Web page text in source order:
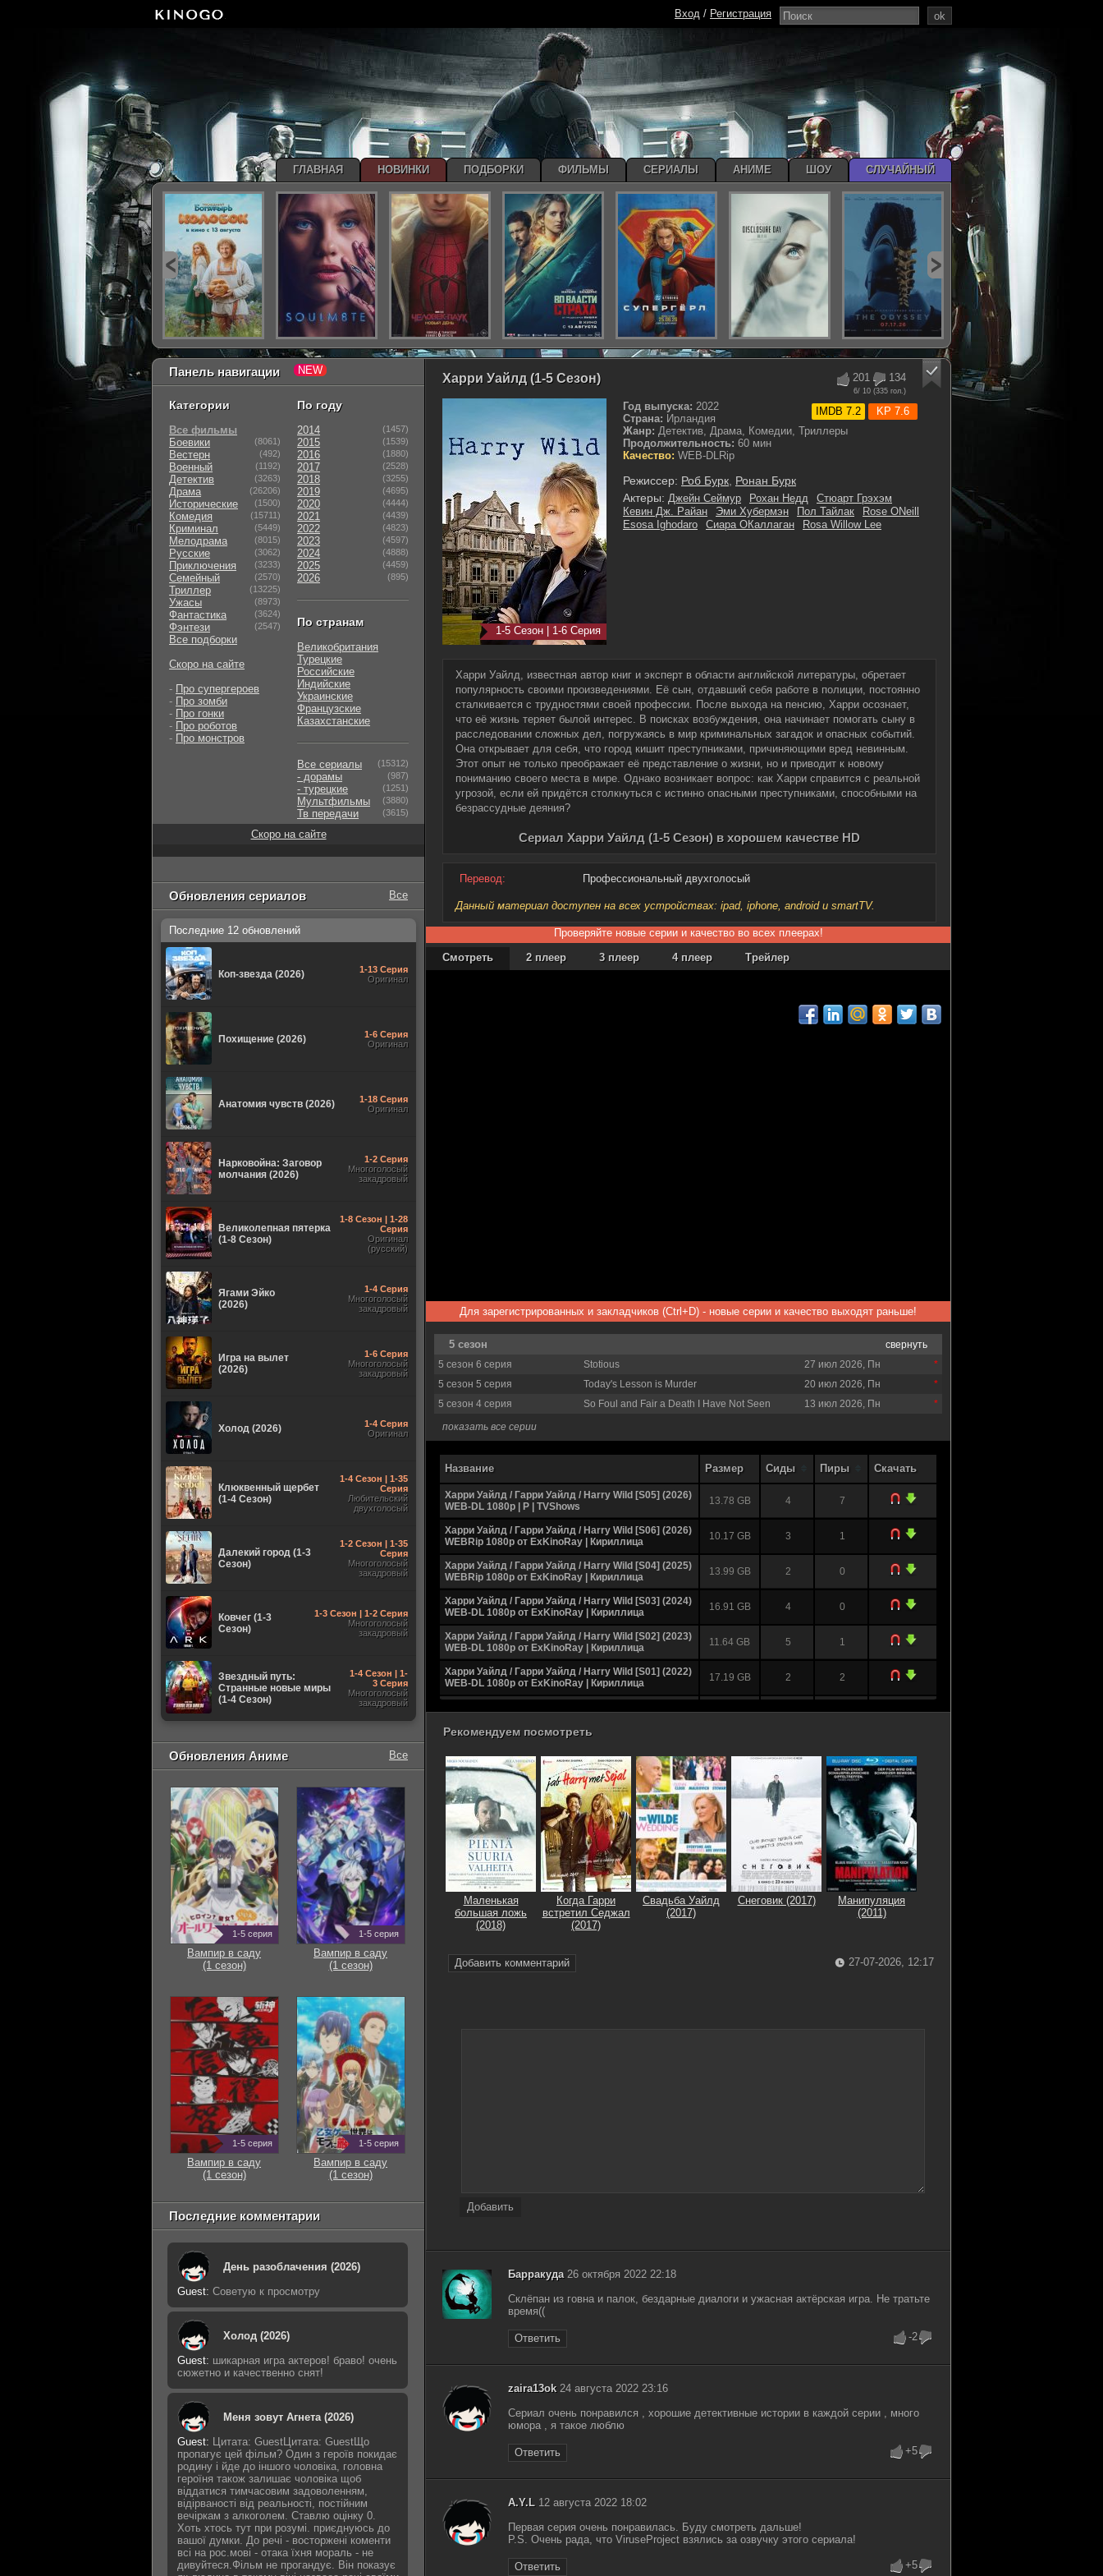
201 134
6/ 10 (335 гол.)
IMDB 7.2 KP 7.6
Харри Уайлд (1-5 Сезон)
1-5 Сезон | 1-6 Серия
Год выпуска: 2022
Страна: Ирландия
Жанр: Детектив, Драма, Комедии, Триллеры
Продолжительность: 60 мин
Качество: WEB-DLRip
Режиссер: Роб Бурк Ронан Бурк
Актеры: Джейн Сеймур Рохан Недд
Стюарт Грэхэм
Кевин Дж. Райан
Эми Хубермэн Пол Тайлак
Rose ONeill
Esosa Ighodaro
Сиара ОКаллаган Rosa Willow Lee
Харри Уайлд, известная автор книг и эксперт в области английской литературы, обретает
популярность своими произведениями. Её сын, отдавший себя работе в полиции, постоянно
сталкивается с трудностями своей профессии. После выхода на пенсию, Харри осознает,
что её жизнь теряет былой интерес. В поисках возбуждения, она начинает помогать сыну в
расследовании сложных дел, погружаясь в мир криминальных загадок и опасных событий.
Она открывает для себя, что город кишит преступниками, причиняющими вред невинным.
Этот опыт не только преображает её представление о жизни, но и приводит к новому
пониманию своего места в мире. Однако возникает вопрос: как Харри справится с реальной
угрозой, если ей придётся столкнуться с истинно опасными преступниками, способными на
безрассудные деяния?
Сериал Харри Уайлд (1-5 Сезон) в хорошем качестве HD
Перевод: Профессиональный двухголосый
Данный материал доступен на всех устройствах: ipad, iphone, android и smartTV.
Проверяйте новые серии и качество во всех плеерах!
Смотреть
2 плеер 3 плеер 4 плеер Трейлер
Для зарегистрированных и закладчиков (Ctrl+D) - новые серии и качество выходят раньше!
5 сезон
свернуть
5 сезон 6 серия
Stotious
27 июл 2026, Пн
5 сезон 5 серия
Today's Lesson is Murder
20 июл 2026, Пн
5 сезон 4 серия
So Foul and Fair a Death I Have Not Seen
13 июл 2026, Пн
показать все серии
Название Размер Сиды Пиры Скачать
Харри Уайлд / Гарри Уайлд / Harry Wild [S05] (2026)
WEB-DL 1080p | P | TVShows
13.78 GB 4 7
Харри Уайлд / Гарри Уайлд / Harry Wild [S06] (2026)
WEBRip 1080p от ExKinoRay | Кириллица
10.17 GB 3 1
Харри Уайлд / Гарри Уайлд / Harry Wild [S04] (2025)
WEBRip 1080p от ExKinoRay | Кириллица
13.99 GB 2 0
Харри Уайлд / Гарри Уайлд / Harry Wild [S03] (2024)
WEB-DL 1080p от ExKinoRay | Кириллица
16.91 GB 4 0
Харри Уайлд / Гарри Уайлд / Harry Wild [S02] (2023)
WEB-DL 1080p от ExKinoRay | Кириллица
11.64 GB 5 1
Харри Уайлд / Гарри Уайлд / Harry Wild [S01] (2022)
WEB-DL 1080p от ExKinoRay | Кириллица
17.19 GB 2 2
4.68 GB 2 1
Рекомендуем посмотреть
Маленькая
большая ложь
(2018)
Когда Гарри
встретил Седжал
(2017)
Свадьба Уайлд
(2017)
Снеговик (2017)
Манипуляция
(2011)
Добавить комментарий 27-07-2026, 12:17
Добавить
Барракуда26 октября 2022 22:18
Склёпан из говна и палок, бездарные диалоги и ужасная актёрская игра. Не тратьте
время((
Ответить -2
zaira13ok24 августа 2022 23:16
Сериал очень понравился , хорошие детективные истории в каждой серии , много
юмора , я такое люблю
Ответить +5
A.Y.L 12 августа 2022 18:02
Первая серия очень понравилась. Буду смотреть дальше!
P.S. Очень рада, что ViruseProject взялись за озвучку этого сериала!
Ответить +5
Панель навигации
Категории
Все фильмы
Боевики
(8061)
Вестерн (492)
Военный (1192)
Детектив (3263)
Драма (26206)
Исторические (1500)
Комедия (15711)
Криминал (5449)
Мелодрама (8015)
Русские (3062)
Приключения (3233)
Семейный (2570)
Триллер (13225)
Ужасы (8973)
Фантастика (3624)
Фэнтези (2547)
Все подборки
Скоро на сайте
- Про супергероев
- Про зомби
- Про гонки
- Про роботов
- Про монстров
По году
2014 (1457)
2015 (1539)
2016 (1880)
2017 (2528)
2018 (3255)
2019 (4695)
2020 (4444)
2021 (4439)
2022 (4823)
2023 (4597)
2024 (4888)
2025 (4459)
2026 (895)
По странам
Великобритания
Турецкие
Российские
Индийские
Украинские
Французские
Казахстанские
Все сериалы (15312)
- дорамы (987)
- турецкие (1251)
Мультфильмы (3880)
Тв передачи (3615)
Скоро на сайте
Обновления сериалов Все
Последние 12 обновлений
Коп-звезда (2026)
1-13 Серия
Оригинал
Похищение (2026)
1-6 Серия
Оригинал
Анатомия чувств (2026)
1-18 Серия
Оригинал
Нарковойна: Заговор
молчания (2026)
1-2 Серия
Многоголосый
закадровый
Великолепная пятерка
(1-8 Сезон)
1-8 Сезон | 1-28
Серия
Оригинал
(русский)
Ягами Эйко
(2026)
1-4 Серия
Многоголосый
закадровый
Игра на вылет
(2026)
1-6 Серия
Многоголосый
закадровый
Холод (2026)
1-4 Серия
Оригинал
Клюквенный щербет
(1-4 Сезон)
1-4 Сезон | 1-35
Серия
Любительский
двухголосый
Далекий город (1-3
Сезон)
1-2 Сезон | 1-35
Серия
Многоголосый
закадровый
Ковчег (1-3
Сезон)
1-3 Сезон | 1-2 Серия
Многоголосый
закадровый
Звездный путь:
Странные новые миры
(1-4 Сезон)
1-4 Сезон | 1-
3 Серия
Многоголосый
закадровый
Обновления Аниме Все
1-5 серия
Вампир в саду
(1 сезон)
1-5 серия
Вампир в саду
(1 сезон)
1-5 серия
Вампир в саду
(1 сезон)
1-5 серия
Вампир в саду
(1 сезон)
Последние комментарии
День разоблачения (2026)
Guest: Советую к просмотру
Холод (2026)
Guest: шикарная игра актеров! браво! очень
сюжетно и качественно снят!
Меня зовут Агнета (2026)
Guest: Цитата: GuestЦитата: GuestЩо
пропагує цей фільм? Один з героїв покидає
родину і йде до іншого чоловіка, головна
героїня також залишає чоловіка щоб
віддатися тимчасовим задоволенням,
відірваності від реальності, постійним
вечіркам з алкоголем. Ставлю оцінку 0.
Хоть хтось тут при розумі. приєднуюсь до
вашої думки. До речі - восторжені коменти
всі на рос.мові - отака їхня мораль - не
дивуйтеся.Фільм не прогандує. Він показує
ok
Вход / Регистрация
ГЛАВНАЯ НОВИНКИ ПОДБОРКИ ФИЛЬМЫ СЕРИАЛЫ АНИМЕ ШОУ СЛУЧАЙНЫЙ